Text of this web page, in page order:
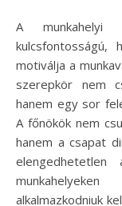
A munkahelyi környezetben a főnök szerepe
motiválja a
szerepkör nem
hanem egy sor
A főnökök nem
hanem a csapat
alkalmazkodniuk